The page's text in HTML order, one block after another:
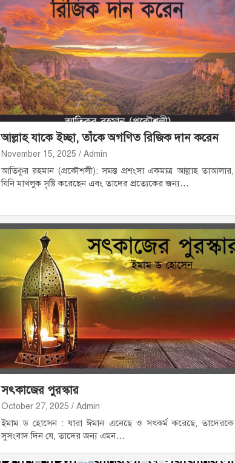
আল্লাহ যাকে ইচ্ছা, তাঁকে অগণিত রিজিক দান করেন
November 15, 2025 Admin
আতিকুর রহমান (প্রকৌশলী): সমস্ত প্রশংসা একমাত্র আল্লাহ তাআলার,
যিনি মাখলুক সৃষ্টি করেছেন এবং তাদের প্রত্যেকের জন্য…
সৎকাজের পুরস্কার
October 27, 2025 Admin
ইমাম ড হোসেন : যারা ঈমান এনেছে ও সৎকর্ম করেছে, তাদেরকে
সুসংবাদ দিন যে, তাদের জন্য এমন…